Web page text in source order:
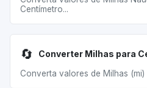
Centímetro...
🔄 Converter Milhas para
Converta valores de Milhas (mi)